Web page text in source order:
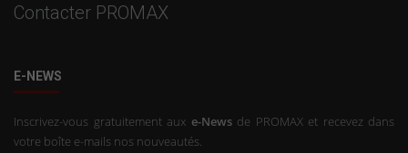
Contacter PROMAX
E-NEWS
Inscrivez-vous gratuitement aux e-Newsde PROMAX et recevez dans
votre boîte e-mails nos nouveautés.